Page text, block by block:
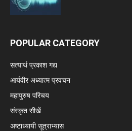
POPULAR CATEGORY
सत्यार्थ प्रकाश गद्य
आर्यवीर अध्यात्म प्रवचन
महापुरुष परिचय
संस्कृत सीखें
अष्टाध्यायी सूत्राभ्यास